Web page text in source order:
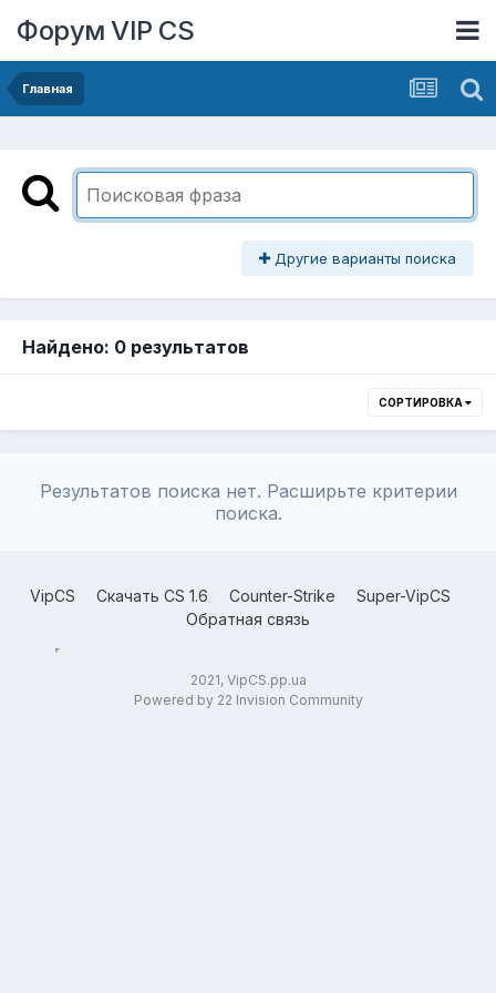
Форум VIP CS
Главная
Другие варианты поиска
Найдено: 0 результатов
СОРТИРОВКА
Результатов поиска нет. Расширьте критерии
поиска.
VipCS Скачать CS 1.6 Counter-Strike
Super-VipCS
Обратная связь
2021, VipCS.pp.ua
Powered by 22 Invision Community